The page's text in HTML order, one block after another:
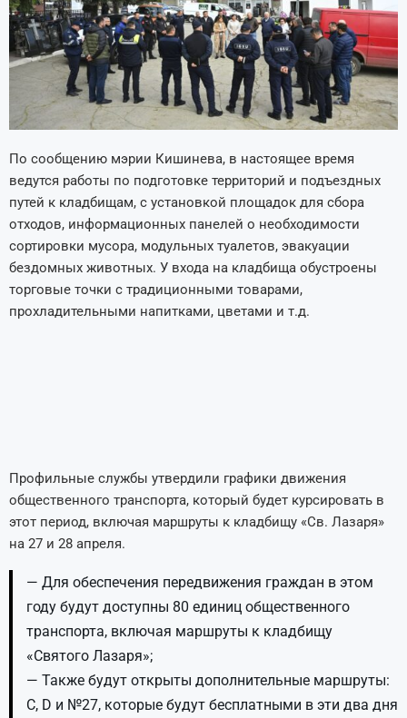
По сообщению мэрии Кишинева, в настоящее время
ведутся работы по подготовке территорий и подъездных
путей к кладбищам, с установкой площадок для сбора
отходов, информационных панелей о необходимости
сортировки мусора, модульных туалетов, эвакуации
бездомных животных. У входа на кладбища обустроены
торговые точки с традиционными товарами,
прохладительными напитками, цветами и т.д.
Профильные службы утвердили графики движения
общественного транспорта, который будет курсировать в
этот период, включая маршруты к кладбищу «Св. Лазаря»
на 27 и 28 апреля.
— Для обеспечения передвижения граждан в этом
году будут доступны 80 единиц общественного
транспорта, включая маршруты к кладбищу
«Святого Лазаря»;
— Также будут открыты дополнительные маршруты:
C, D и №27, которые будут бесплатными в эти два дня